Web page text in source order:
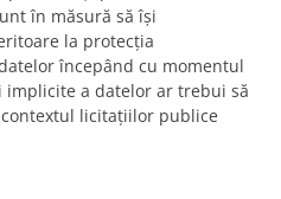
în măsură să își
la protecția
începând cu momentul
a datelor ar trebui să
licitațiilor publice